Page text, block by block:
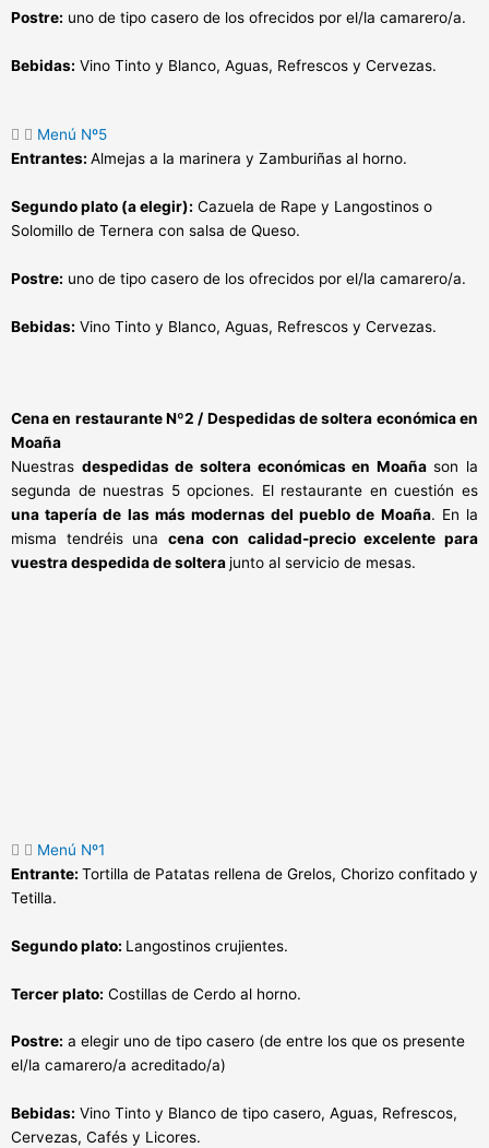
Postre: uno de tipo casero de los ofrecidos por el/la camarero/a.
Bebidas: Vino Tinto y Blanco, Aguas, Refrescos y Cervezas.
Menú Nº5
Entrantes: Almejas a la marinera y Zamburiñas al horno.
Segundo plato (a elegir): Cazuela de Rape y Langostinos o
Solomillo de Ternera con salsa de Queso.
Postre: uno de tipo casero de los ofrecidos por el/la camarero/a.
Bebidas: Vino Tinto y Blanco, Aguas, Refrescos y Cervezas.
Cena en restaurante Nº2 / Despedidas de soltera económica en
Moaña
Nuestras despedidas de soltera económicas en Moañason la
segunda de nuestras 5 opciones. El restaurante en cuestión es
una tapería de las más modernas del pueblo de Moaña. En la
misma tendréis una cena con calidad-precio excelente para
vuestra despedida de solterajunto al servicio de mesas.
Menú Nº1
Entrante: Tortilla de Patatas rellena de Grelos, Chorizo confitado y
Tetilla.
Segundo plato: Langostinos crujientes.
Tercer plato: Costillas de Cerdo al horno.
Postre: a elegir uno de tipo casero (de entre los que os presente
el/la camarero/a acreditado/a)
Bebidas: Vino Tinto y Blanco de tipo casero, Aguas, Refrescos,
Cervezas, Cafés y Licores.